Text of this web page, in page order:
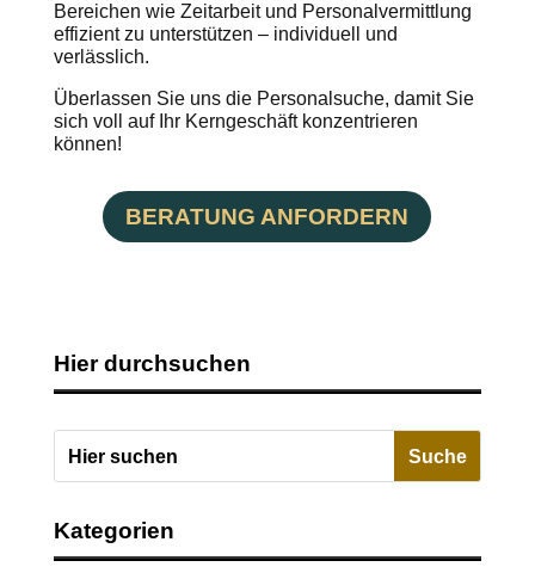
Bereichen wie Zeitarbeit und Personalvermittlung
effizient zu unterstützen – individuell und
verlässlich.
Überlassen Sie uns die Personalsuche, damit Sie
sich voll auf Ihr Kerngeschäft konzentrieren
können!
BERATUNG ANFORDERN
Hier durchsuchen
Kategorien